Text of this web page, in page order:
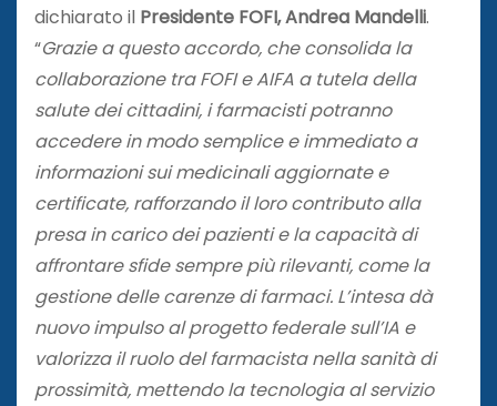
dichiarato il Presidente FOFI, Andrea Mandelli.
“Grazie a questo accordo, che consolida la
collaborazione tra FOFI e AIFA a tutela della
salute dei cittadini, i farmacisti potranno
accedere in modo semplice e immediato a
informazioni sui medicinali aggiornate e
certificate, rafforzando il loro contributo alla
presa in carico dei pazienti e la capacità di
affrontare sfide sempre più rilevanti, come la
gestione delle carenze di farmaci. L’intesa dà
nuovo impulso al progetto federale sull’IA e
valorizza il ruolo del farmacista nella sanità di
prossimità, mettendo la tecnologia al servizio